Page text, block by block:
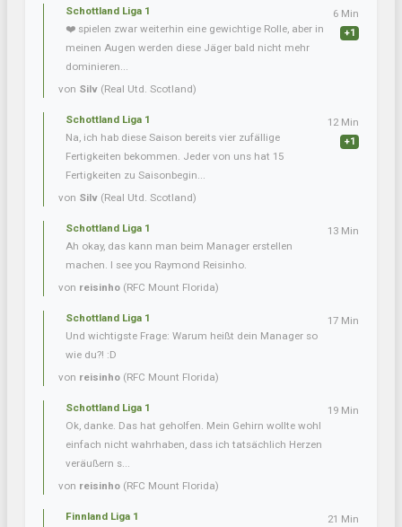
Schottland Liga 1
❤️ spielen zwar weiterhin eine gewichtige Rolle, aber in
meinen Augen werden diese Jäger bald nicht mehr
dominieren...
von Silv (Real Utd. Scotland)
6 Min
+1
Schottland Liga 1
Na, ich hab diese Saison bereits vier zufällige
Fertigkeiten bekommen. Jeder von uns hat 15
Fertigkeiten zu Saisonbegin...
von Silv (Real Utd. Scotland)
12 Min
+1
Schottland Liga 1
Ah okay, das kann man beim Manager erstellen
machen. I see you Raymond Reisinho.
von reisinho (RFC Mount Florida)
13 Min
Schottland Liga 1
Und wichtigste Frage: Warum heißt dein Manager so
wie du?! :D
von reisinho (RFC Mount Florida)
17 Min
Schottland Liga 1
Ok, danke. Das hat geholfen. Mein Gehirn wollte wohl
einfach nicht wahrhaben, dass ich tatsächlich Herzen
veräußern s...
von reisinho (RFC Mount Florida)
19 Min
Finnland Liga 1
21 Min